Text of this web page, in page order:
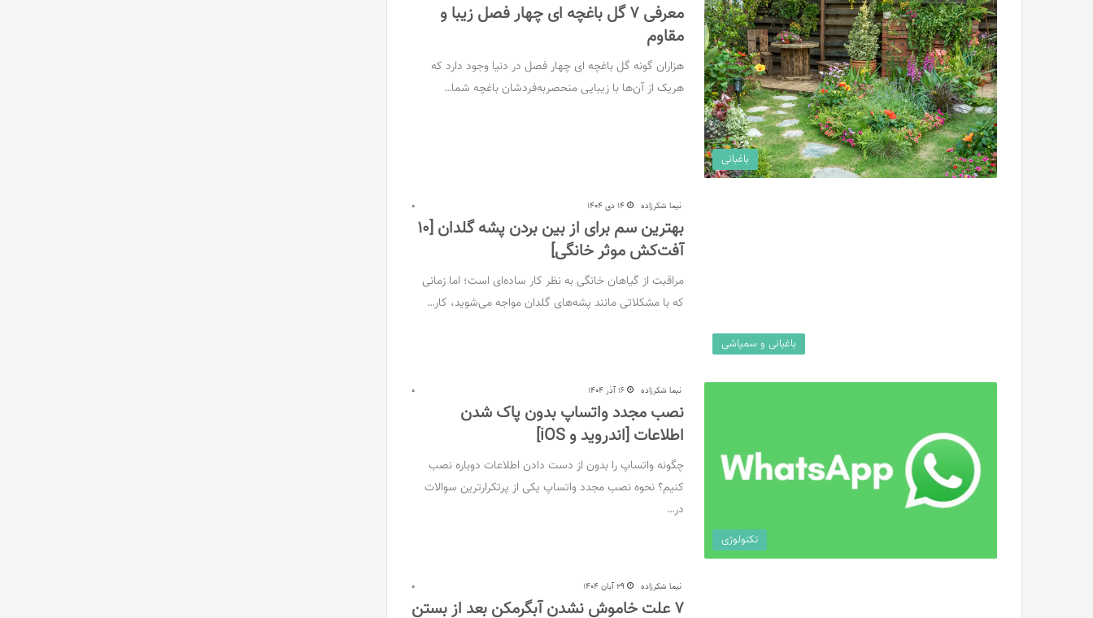
باغبانی
معرفی 7 گل باغچه ای چهار فصل زیبا و
مقاوم
هزاران گونه گل باغچه ای چهار فصل در دنیا وجود دارد که
هریک از آن‌ها با زیبایی منحصربه‌فردشان باغچه شما…
باغبانی و سمپاشی
نیما شکرزاده 14 دی 1404 0
بهترین سم برای از بین بردن پشه گلدان [10
آفت‌کش موثر خانگی]
مراقبت از گیاهان خانگی به نظر کار ساده‌ای است؛ اما زمانی
که با مشکلاتی مانند پشه‌های گلدان مواجه می‌شوید، کار…
تکنولوژی
نیما شکرزاده 16 آذر 1404 0
نصب مجدد واتساپ بدون پاک شدن
اطلاعات [اندروید و iOS]
چگونه واتساپ را بدون از دست دادن اطلاعات دوباره نصب
کنیم؟ نحوه نصب مجدد واتساپ یکی از پرتکرارترین سوالات
در…
نیما شکرزاده 29 آبان 1404 0
7 علت خاموش نشدن آبگرمکن بعد از بستن